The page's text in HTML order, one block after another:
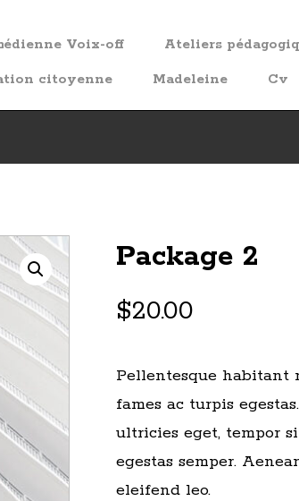
Voix-off Ateliers
citoyenne Madeleine Cv
Package 2
$20.00
Pellentesque habitant
fames ac turpis
ultricies eget, tempor
egestas semper.
eleifend leo.